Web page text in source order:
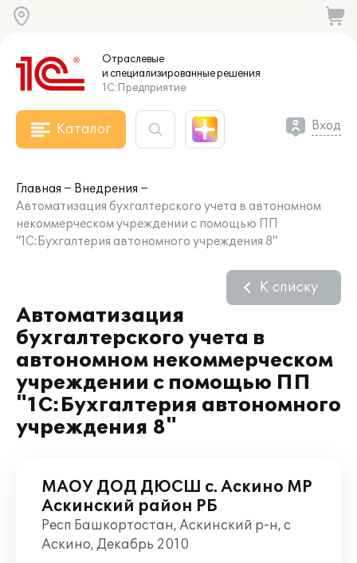
Отраслевые
и специализированныерешения
1С:Предприятие
Каталог Вход
Главная
Внедрения
Автоматизация бухгалтерского учета в автономном
некоммерческом учреждении с помощью ПП
"1С:Бухгалтерия автономного учреждения 8"
Автоматизация
бухгалтерского учета в
автономном некоммерческом
учреждении с помощью ПП
"1С:Бухгалтерия автономного
учреждения 8"
К списку
МАОУ ДОД ДЮСШ с. Аскино МР
Аскинский район РБ
Респ Башкортостан, Аскинский р-н, с
Аскино, Декабрь 2010